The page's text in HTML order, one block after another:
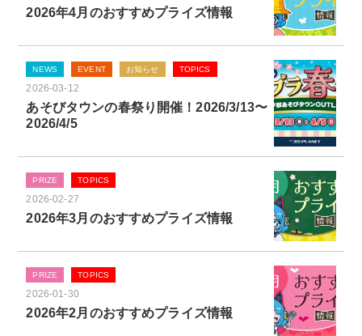
2026年4月のおすすめプライズ情報
NEWS EVENT お知らせ TOPICS
2026-03-12
あそびタウンの春祭り開催！2026/3/13〜
2026/4/5
PRIZE TOPICS
2026-02-27
2026年3月のおすすめプライズ情報
PRIZE TOPICS
2026-01-30
2026年2月のおすすめプライズ情報